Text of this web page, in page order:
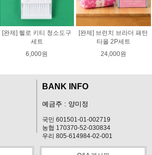
[완제] 헬로 키티 청소도구
세트
6,000원
[완제] 브런치 브라더 패턴
타올 2P세트
24,000원
BANK INFO
예금주 : 양미정
국민 601501-01-002719
농협 170370-52-030834
우리 805-614984-02-001